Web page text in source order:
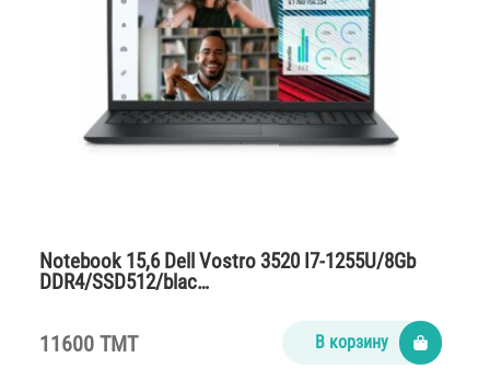
Notebook 15,6 Dell Vostro 3520 I7-1255U/8Gb
DDR4/SSD512/blac…
11600 TMT В корзину